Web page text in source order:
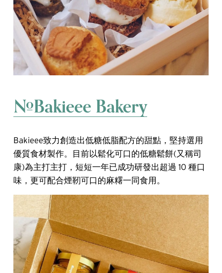
#Bakieee Bakery
Bakieee致力創造出低糖低脂配方的甜點，堅持選用
優質食材製作。目前以鬆化可口的低糖鬆餅(又稱司
康)為主打主打，短短一年已成功研發出超過 10 種口
味，更可配合煙靭可口的麻糬一同食用。